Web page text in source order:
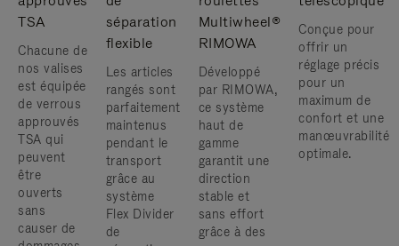
TSA
Chacune de
nos valises
est équipée
de verrous
approuvés
TSA qui
peuvent
être
ouverts
sans
causer de
séparation
flexible
Les articles
rangés sont
parfaitement
maintenus
pendant le
transport
grâce au
système
Flex Divider
de
Multiwheel®
RIMOWA
Développé
par RIMOWA,
ce système
haut de
gamme
garantit une
direction
stable et
sans effort
grâce à des
Conçue pour
offrir un
réglage précis
pour un
maximum de
confort et une
manœuvrabilité
optimale.